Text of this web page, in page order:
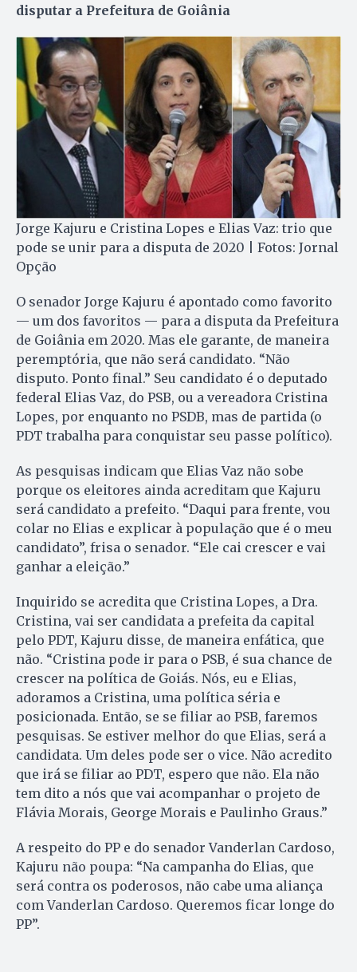
disputar a Prefeitura de Goiânia
Jorge Kajuru e Cristina Lopes e Elias Vaz: trio que
pode se unir para a disputa de 2020 | Fotos: Jornal
Opção
O senador Jorge Kajuru é apontado como favorito
— um dos favoritos — para a disputa da Prefeitura
de Goiânia em 2020. Mas ele garante, de maneira
peremptória, que não será candidato. “Não
disputo. Ponto final.” Seu candidato é o deputado
federal Elias Vaz, do PSB, ou a vereadora Cristina
Lopes, por enquanto no PSDB, mas de partida (o
PDT trabalha para conquistar seu passe político).
As pesquisas indicam que Elias Vaz não sobe
porque os eleitores ainda acreditam que Kajuru
será candidato a prefeito. “Daqui para frente, vou
colar no Elias e explicar à população que é o meu
candidato”, frisa o senador. “Ele cai crescer e vai
ganhar a eleição.”
Inquirido se acredita que Cristina Lopes, a Dra.
Cristina, vai ser candidata a prefeita da capital
pelo PDT, Kajuru disse, de maneira enfática, que
não. “Cristina pode ir para o PSB, é sua chance de
crescer na política de Goiás. Nós, eu e Elias,
adoramos a Cristina, uma política séria e
posicionada. Então, se se filiar ao PSB, faremos
pesquisas. Se estiver melhor do que Elias, será a
candidata. Um deles pode ser o vice. Não acredito
que irá se filiar ao PDT, espero que não. Ela não
tem dito a nós que vai acompanhar o projeto de
Flávia Morais, George Morais e Paulinho Graus.”
A respeito do PP e do senador Vanderlan Cardoso,
Kajuru não poupa: “Na campanha do Elias, que
será contra os poderosos, não cabe uma aliança
com Vanderlan Cardoso. Queremos ficar longe do
PP”.